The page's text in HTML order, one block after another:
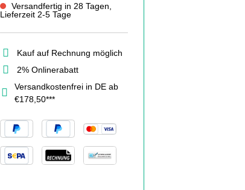
Versandfertig in 28 Tagen,
Lieferzeit 2-5 Tage
Kauf auf Rechnung möglich
2% Onlinerabatt
Versandkostenfrei in DE ab
€178,50***